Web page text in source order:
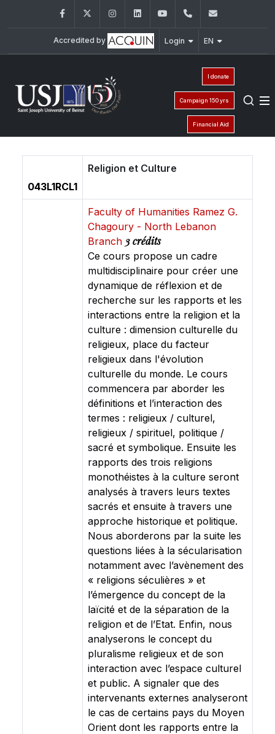
FacebookTwitter InstagramLinkedInYouTube+961 (1) 421 368
Accredited by Login EN
I donate
Campaign 150 yrs
Financial Aid
043L1RCL1
Religion et Culture
Faculty of Humanities Ramez G.
Chagoury - North Lebanon
Branch 3 crédits
Ce cours propose un cadre
multidisciplinaire pour créer une
dynamique de réflexion et de
recherche sur les rapports et les
interactions entre la religion et la
culture : dimension culturelle du
religieux, place du facteur
religieux dans l'évolution
culturelle du monde. Le cours
commencera par aborder les
définitions et l’interaction des
termes : religieux / culturel,
religieux / spirituel, politique /
sacré et symbolique. Ensuite les
rapports des trois religions
monothéistes à la culture seront
analysés à travers leurs textes
sacrés et ensuite à travers une
approche historique et politique.
Nous aborderons par la suite les
questions liées à la sécularisation
notamment avec l’avènement des
« religions séculières » et
l’émergence du concept de la
laïcité et de la séparation de la
religion et de l’Etat. Enfin, nous
analyserons le concept du
pluralisme religieux et de son
interaction avec l’espace culturel
et public. A signaler que des
intervenants externes analyseront
le cas de certains pays du Moyen
Orient dont les rapports entre la